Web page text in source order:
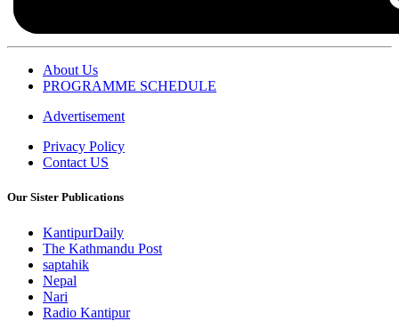
About Us
PROGRAMME SCHEDULE
Advertisement
Privacy Policy
Contact US
Our Sister Publications
KantipurDaily
The Kathmandu Post
saptahik
Nepal
Nari
Radio Kantipur